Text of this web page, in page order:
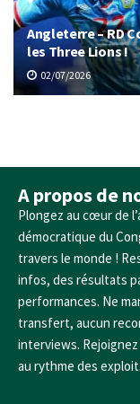
Angleterre – RD
les Three Lions !
02/07/2026
A propos de
Plongez au cœur de
démocratique du
travers le monde !
infos, des résultats
performances. Ne
transfert, aucun
interviews.
au rythme des